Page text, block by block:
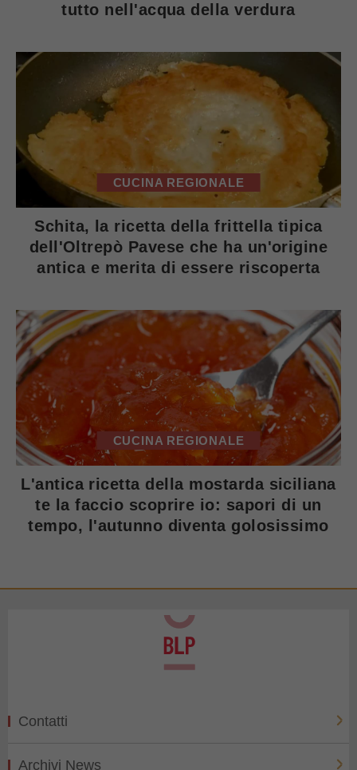
tutto nell'acqua della verdura
CUCINA REGIONALE
Schita, la ricetta della frittella tipica
dell'Oltrepò Pavese che ha un'origine
antica e merita di essere riscoperta
CUCINA REGIONALE
L'antica ricetta della mostarda siciliana
te la faccio scoprire io: sapori di un
tempo, l'autunno diventa golosissimo
Contatti
Archivi News